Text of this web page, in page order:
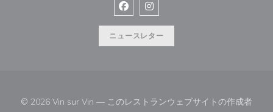
Facebook ((新しいウィンドウで
Instagram ((新しいウィンド
ニュースレター
© 2026 Vin sur Vin — このレストランウェブサイトの作成者